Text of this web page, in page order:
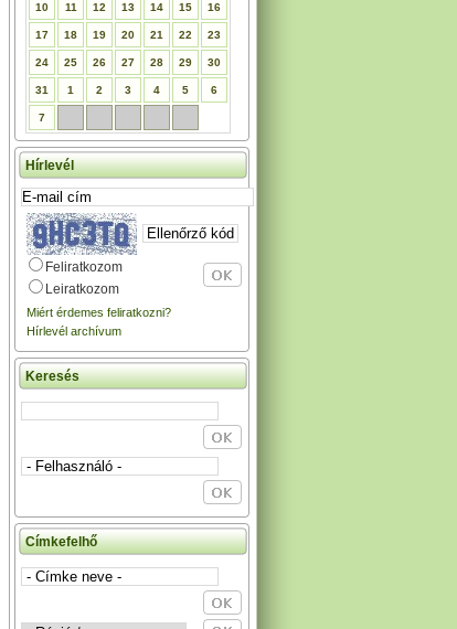
10 11 12 13 14 15 16
17 18 19 20 21 22 23
24 25 26 27 28 29 30
31 1 2 3 4 5 6
7
Hírlevél
Feliratkozom
Leiratkozom
Miért érdemes feliratkozni?
Hírlevél archívum
Keresés
Címkefelhő